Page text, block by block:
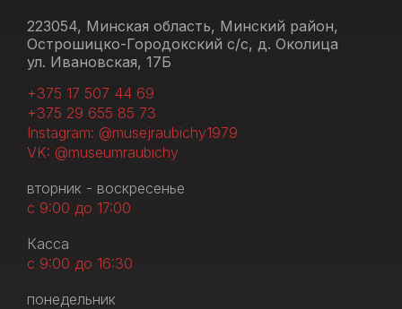
223054, Минская область, Минский район,
Острошицко-Городокский с/с, д. Околица
ул. Ивановская, 17Б
+375 17 507 44 69
+375 29 655 85 73
Instagram: @musejraubichy1979
VK: @museumraubichy
вторник - воскресенье
с 9:00 до 17:00
Касса
с 9:00 до 16:30
понедельник